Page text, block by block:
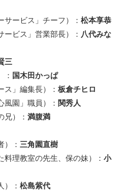
ービス」チーフ）： 松本享恭
ビス」営業部長）： 八代みな
三
： 国木田かっぱ
ス」編集長）： 板倉チヒロ
風園」職員）： 関秀人
兄）： 満腹満
）： 三角園直樹
理教室の先生、保の妹）： 小
）： 松島紫代